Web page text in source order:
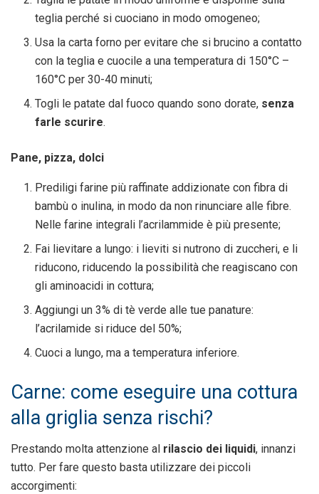
teglia perché si cuociano in modo omogeneo;
Usa la carta forno per evitare che si brucino a contatto
con la teglia e cuocile a una temperatura di 150°C –
160°C per 30-40 minuti;
Togli le patate dal fuoco quando sono dorate, senza
farle scurire.
Pane, pizza, dolci
Prediligi farine più raffinate addizionate con fibra di
bambù o inulina, in modo da non rinunciare alle fibre.
Nelle farine integrali l’acrilammide è più presente;
Fai lievitare a lungo: i lieviti si nutrono di zuccheri, e li
riducono, riducendo la possibilità che reagiscano con
gli aminoacidi in cottura;
Aggiungi un 3% di tè verde alle tue panature:
l’acrilamide si riduce del 50%;
Cuoci a lungo, ma a temperatura inferiore.
Carne: come eseguire una cottura
alla griglia senza rischi?
Prestando molta attenzione al rilascio dei liquidi, innanzi
tutto. Per fare questo basta utilizzare dei piccoli
accorgimenti: